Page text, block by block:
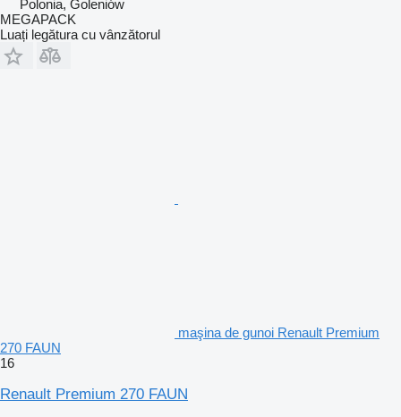
Polonia, Goleniów
MEGAPACK
Luați legătura cu vânzătorul
maşina de gunoi Renault Premium
270 FAUN
16
Renault Premium 270 FAUN